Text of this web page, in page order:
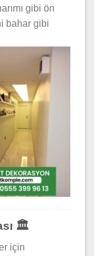
gibi ön
bahar gibi
🏛️
için